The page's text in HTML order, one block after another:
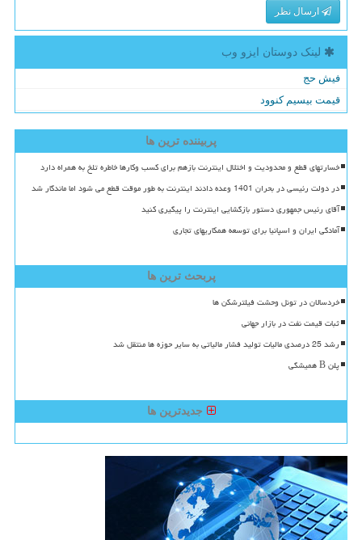
ارسال نظر
لینک دوستان ایزو وب
فیش حج
قیمت بیسیم کنوود
پربیننده ترین ها
خسارتهای قطع و محدودیت و اختلال اینترنت بازهم برای کسب وکارها خاطره تلخ به همراه دارد
در دولت رئیسی در بحران 1401 وعده دادند اینترنت به طور موقت قطع می شود اما ماندگار شد
آقای رئیس جمهوری دستور بازگشایی اینترنت را پیگیری کنید
آمادگی ایران و اسپانیا برای توسعه همکاریهای تجاری
پربحث ترین ها
خردسالان در تونل وحشت فیلترشکن ها
ثبات قیمت نفت در بازار جهانی
رشد 25 درصدی مالیات تولید فشار مالیاتی به سایر حوزه ها منتقل شد
پلن B همیشگی
جدیدترین ها